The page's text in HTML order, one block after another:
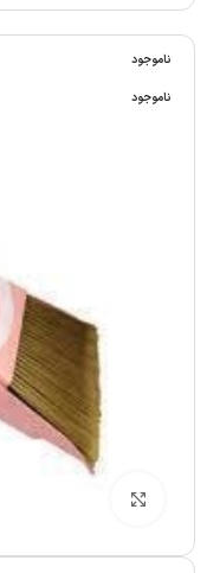
ناموجود
ناموجود